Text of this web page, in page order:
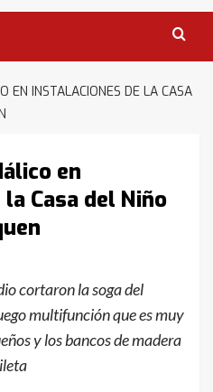
EN INSTALACIONES DE LA CASA
en
Casa del Niño
cortaron la soga del
multifunción que es muy
y los bancos de madera